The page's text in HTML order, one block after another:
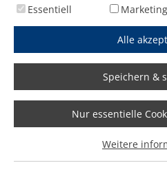
Lack- und
investiert in 2D-
Essentiell
Marketing
Alle
Speichern &
Nur essentielle
Weitere